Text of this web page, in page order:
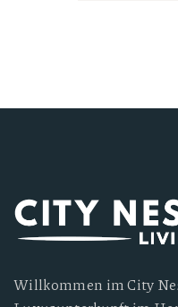
Willkommen im City